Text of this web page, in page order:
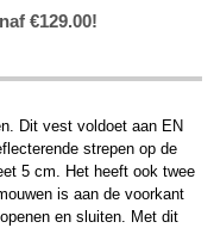
€129.00!
Dit vest voldoet aan EN
strepen op de
5 cm. Het heeft ook twee
is aan de voorkant
en sluiten. Met dit